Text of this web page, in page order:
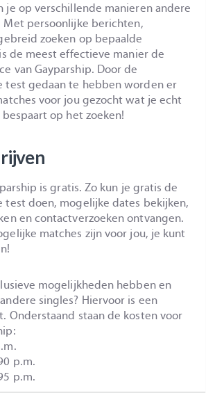
je op verschillende manieren andere
Met persoonlijke berichten,
zoeken op bepaalde
de meest effectieve manier de
van Gayparship. Door de
test gedaan te hebben worden er
voor jou gezocht wat je echt
op het zoeken!
is gratis. Zo kun je gratis de
test doen, mogelijke dates bekijken,
en contactverzoeken ontvangen.
matches zijn voor jou, je kunt
mogelijkheden hebben en
singles? Hiervoor is een
Onderstaand staan de kosten voor
p.m.
p.m.